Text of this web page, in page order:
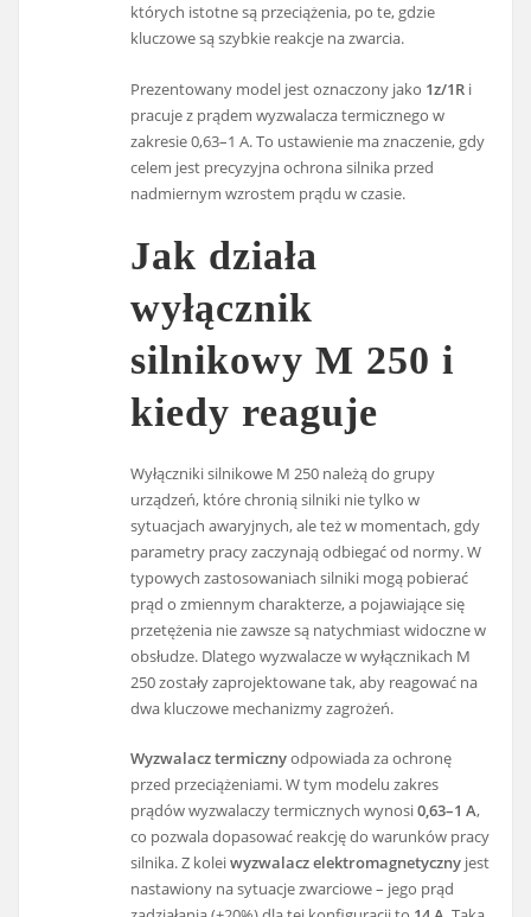
których istotne są przeciążenia, po te, gdzie
kluczowe są szybkie reakcje na zwarcia.
Prezentowany model jest oznaczony jako 1z/1R i
pracuje z prądem wyzwalacza termicznego w
zakresie 0,63–1 A. To ustawienie ma znaczenie, gdy
celem jest precyzyjna ochrona silnika przed
nadmiernym wzrostem prądu w czasie.
Jak działa
wyłącznik
silnikowy M 250 i
kiedy reaguje
Wyłączniki silnikowe M 250 należą do grupy
urządzeń, które chronią silniki nie tylko w
sytuacjach awaryjnych, ale też w momentach, gdy
parametry pracy zaczynają odbiegać od normy. W
typowych zastosowaniach silniki mogą pobierać
prąd o zmiennym charakterze, a pojawiające się
przetężenia nie zawsze są natychmiast widoczne w
obsłudze. Dlatego wyzwalacze w wyłącznikach M
250 zostały zaprojektowane tak, aby reagować na
dwa kluczowe mechanizmy zagrożeń.
Wyzwalacz termicznyodpowiada za ochronę
przed przeciążeniami. W tym modelu zakres
prądów wyzwalaczy termicznych wynosi0,63–1 A,
co pozwala dopasować reakcję do warunków pracy
silnika. Z koleiwyzwalacz elektromagnetyczny jest
nastawiony na sytuacje zwarciowe – jego prąd